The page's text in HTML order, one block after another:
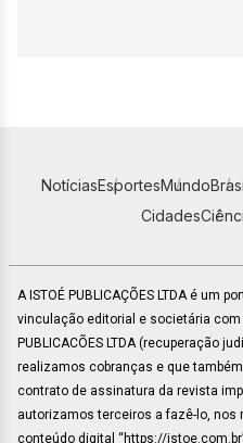
NotíciasEsportesMundo
Cidades
A ISTOÉ PUBLICAÇÕES LTDA é um
vinculação editorial e societária com
PUBLICACÕES LTDA (recuperação
realizamos cobranças e que
contrato de assinatura da revista
autorizamos terceiros a fazê-lo, nos
conteúdo digital “https://